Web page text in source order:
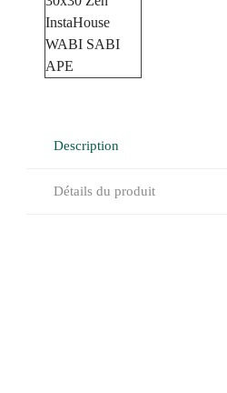
Description
Détails du produit